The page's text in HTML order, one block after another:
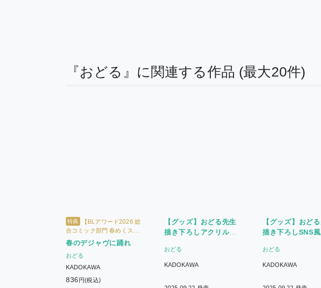
『おどる』に関連する作品 (最大20件)
特典
【BLアワード2026 総
合コミック部門 春めくスト
ーリー賞受賞記念】4Pリー
フレット + ホーリン特典4P
リーフレット + 重版記念ペー
パー
春のデジャヴに踊れ
おどる
KADOKAWA
836 円(税込)
【グッズ】おどる先生
描き下ろしアクリルキ
〈HorinLoveBooks
15th Anniversary
おどる
KADOKAWA
【グッズ】おど
描き下ろしSNS風
〈
15th Anniversary
おどる
KADOKAWA